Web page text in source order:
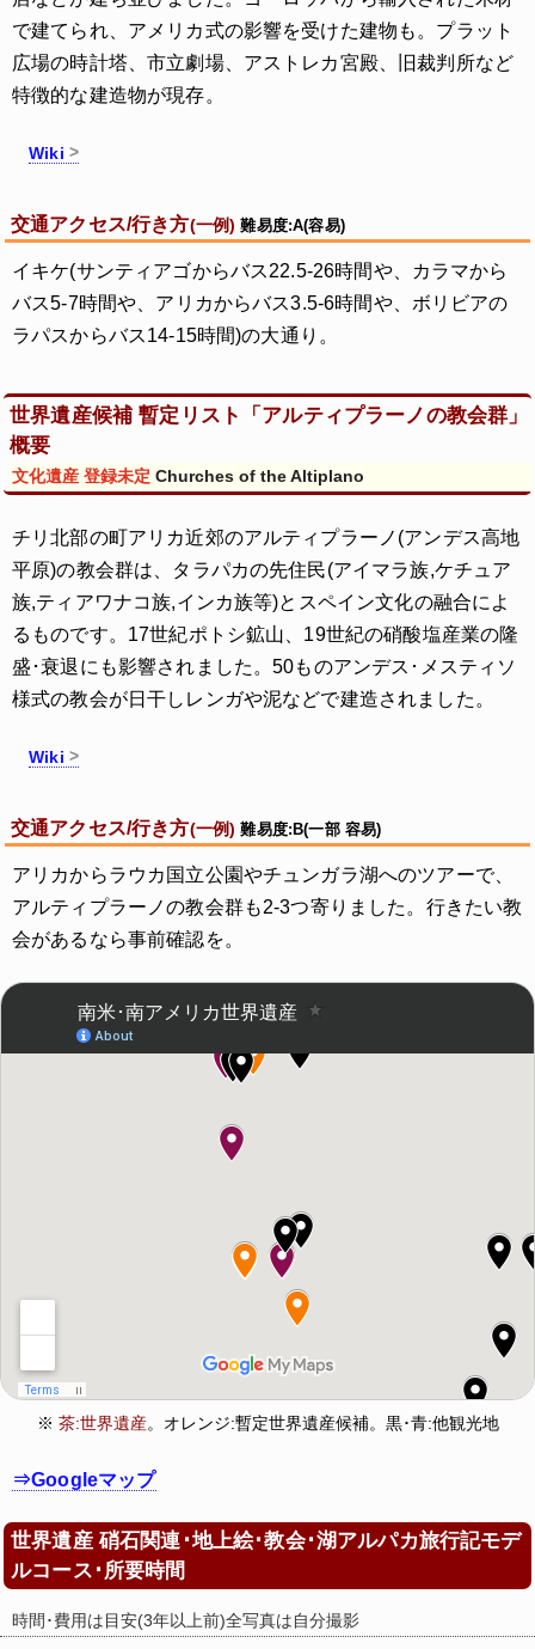
で建てられ、アメリカ式の影響を受けた建物も。プラット
広場の時計塔、市立劇場、アストレカ宮殿、旧裁判所など
特徴的な建造物が現存。
Wiki
交通アクセス/行き方(一例) 難易度:A(容易)
イキケ(サンティアゴからバス22.5-26時間や、カラマから
バス5-7時間や、アリカからバス3.5-6時間や、ボリビアの
ラパスからバス14-15時間)の大通り。
世界遺産候補 暫定リスト「アルティプラーノの教会群」
概要
文化遺産 登録未定 Churches of the Altiplano
チリ北部の町アリカ近郊のアルティプラーノ(アンデス高地
平原)の教会群は、タラパカの先住民(アイマラ族,ケチュア
族,ティアワナコ族,インカ族等)とスペイン文化の融合によ
るものです。17世紀ポトシ鉱山、19世紀の硝酸塩産業の隆
盛･衰退にも影響されました。50ものアンデス･メスティソ
様式の教会が日干しレンガや泥などで建造されました。
Wiki
交通アクセス/行き方(一例) 難易度:B(一部 容易)
アリカからラウカ国立公園やチュンガラ湖へのツアーで、
アルティプラーノの教会群も2-3つ寄りました。行きたい教
会があるなら事前確認を。
※ 茶:世界遺産。オレンジ:暫定世界遺産候補。黒･青:他観光地
⇒Googleマップ
世界遺産 硝石関連･地上絵･教会･湖アルパカ旅行記モデ
ルコース･所要時間
時間･費用は目安(3年以上前)全写真は自分撮影